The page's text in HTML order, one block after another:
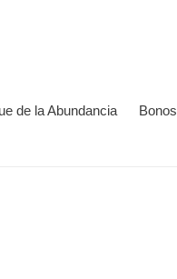
de la Abundancia Bonos